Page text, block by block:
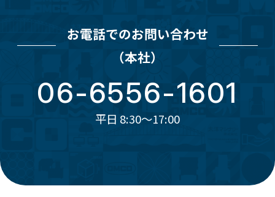
お電話でのお問い合わせ
（本社）
06-6556-1601
平日 8:30～17:00